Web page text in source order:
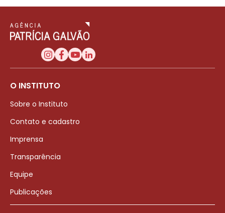
O INSTITUTO
Sobre o Instituto
Contato e cadastro
Imprensa
Transparência
Equipe
Publicações